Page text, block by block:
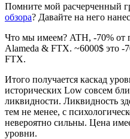
Помните мой расчерченный
обзора? Давайте на него
Что мы имеем? ATH, -70% от
Alameda & FTX. ~6000$ это -
FTX.
Итого получается каскад
исторических Low совсем
ликвидности. Ликвидность
тем не менее, с
невероятно сильны. Цена
уровни.